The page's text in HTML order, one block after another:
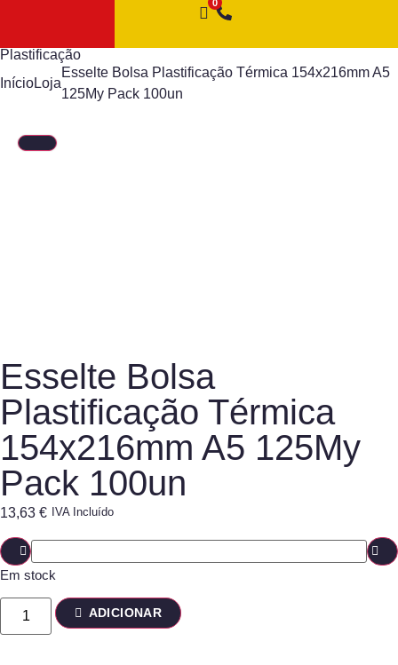
Plastificação
InícioLoja
Esselte Bolsa Plastificação Térmica 154x216mm A5
125My Pack 100un
Esselte Bolsa
Plastificação Térmica
154x216mm A5 125My
Pack 100un
13,63 € IVA Incluído
Em stock
ADICIONAR